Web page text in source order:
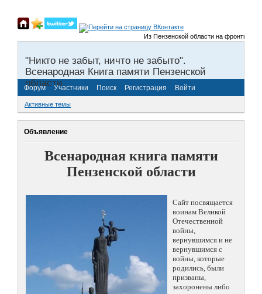
Из Пензенской области на фронты
"Никто не забыт, ничто не забыто".
Всенародная Книга памяти Пензенской
области.
Форум Участники Поиск Регистрация Войти
Активные темы
Объявление
Всенародная книга памяти
Пензенской области
Сайт посвящается
воинам Великой
Отечественной
войны,
вернувшимся и не
вернувшимся с
войны, которые
родились, были
призваны,
захоронены либо